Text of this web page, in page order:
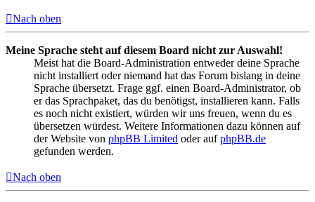
Nach oben
Meine Sprache steht auf diesem Board nicht zur Auswahl!
Meist hat die Board-Administration entweder deine Sprache
nicht installiert oder niemand hat das Forum bislang in deine
Sprache übersetzt. Frage ggf. einen Board-Administrator, ob
er das Sprachpaket, das du benötigst, installieren kann. Falls
es noch nicht existiert, würden wir uns freuen, wenn du es
übersetzen würdest. Weitere Informationen dazu können auf
der Website von phpBB Limited oder aufphpBB.de
gefunden werden.
Nach oben